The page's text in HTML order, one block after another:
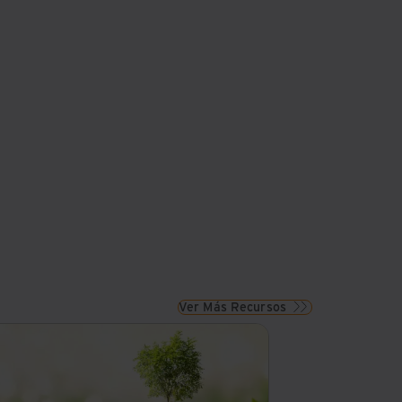
Ver Más Recursos